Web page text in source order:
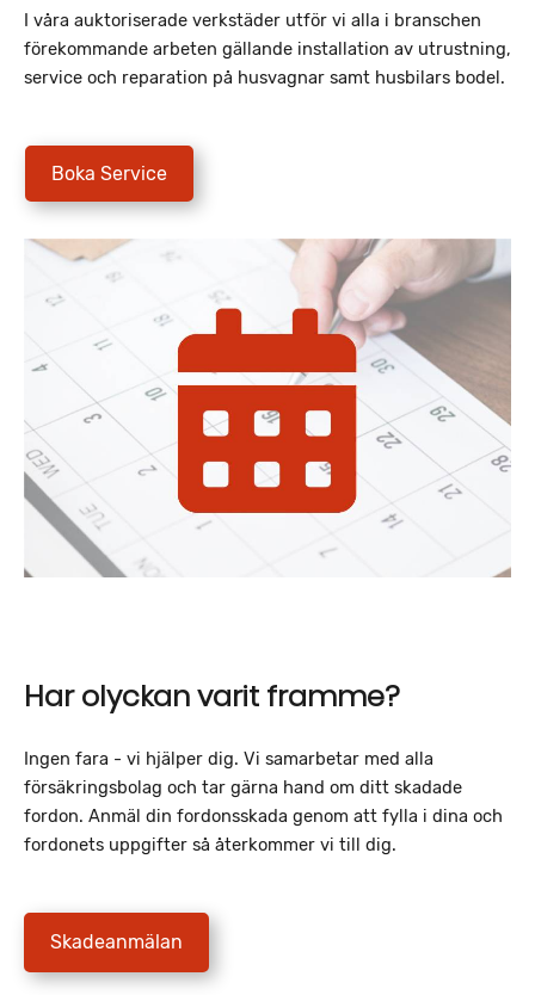
I våra auktoriserade verkstäder utför vi alla i branschen
förekommande arbeten gällande installation av utrustning,
service och reparation på husvagnar samt husbilars bodel.
Boka Service
Har olyckan varit framme?
Ingen fara - vi hjälper dig. Vi samarbetar med alla
försäkringsbolag och tar gärna hand om ditt skadade
fordon. Anmäl din fordonsskada genom att fylla i dina och
fordonets uppgifter så återkommer vi till dig.
Skadeanmälan